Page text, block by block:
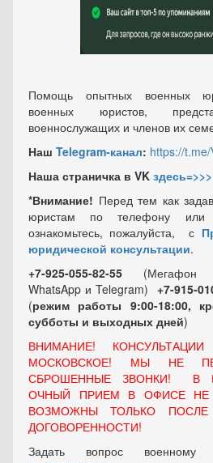
Помощь опытных военных
военных юристов,
военнослужащих и членов их
Наш Telegram-канал: https://
Наша страничка в VK здесь=>>>
*Внимание! Перед тем как
юристам по телефону или
ознакомьтесь, пожалуйста, с
юридической консультации.
+7-925-055-82-55 (Мегафон
WhatsApp и Telegram) +7-915-
(режим работы 9:00-18:00,
субботы и выходных дней)
ВНИМАНИЕ!
МОСКОВСКОЕ! МЫ НЕ
СБРОШЕННЫЕ ЗВОНКИ! В
ОЧНЫЙ ПРИЕМ В ОФИСЕ НЕ
ВОЗМОЖНЫ ТОЛЬКО ПОСЛЕ
ДОГОВОРЕННОСТИ!
Задать вопрос военному